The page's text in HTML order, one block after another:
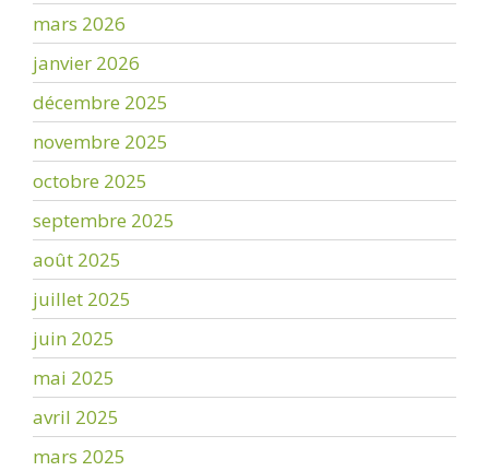
mars 2026
janvier 2026
décembre 2025
novembre 2025
octobre 2025
septembre 2025
août 2025
juillet 2025
juin 2025
mai 2025
avril 2025
mars 2025